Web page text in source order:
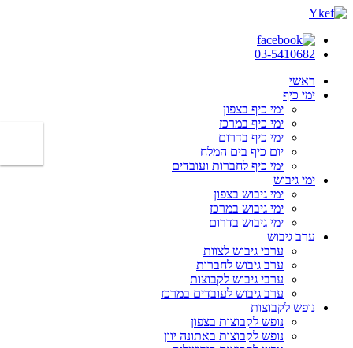
03-5410682
ראשי
ימי כיף
ימי כיף בצפון
ימי כיף במרכז
ימי כיף בדרום
יום כיף בים המלח
ימי כיף לחברות ועובדים
ימי גיבוש
ימי גיבוש בצפון
ימי גיבוש במרכז
ימי גיבוש בדרום
ערב גיבוש
ערבי גיבוש לצוות
ערב גיבוש לחברות
ערבי גיבוש לקבוצות
ערב גיבוש לעובדים במרכז
נופש לקבוצות
נופש לקבוצות בצפון
נופש לקבוצות באתונה יוון